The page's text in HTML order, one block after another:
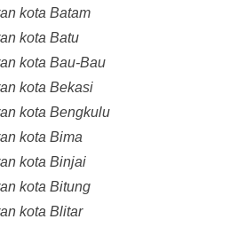
kota Batam
kota Batu
kota Bau-Bau
kota Bekasi
kota Bengkulu
kota Bima
kota Binjai
kota Bitung
kota Blitar